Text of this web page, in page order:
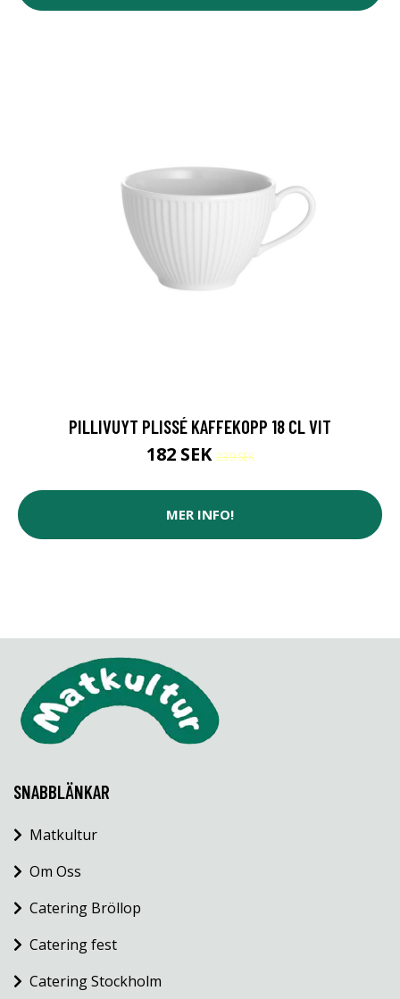
PILLIVUYT PLISSÉ KAFFEKOPP 18 CL VIT
182 SEK239 SEK
MER INFO!
SNABBLÄNKAR
Matkultur
Om Oss
Catering Bröllop
Catering fest
Catering Stockholm